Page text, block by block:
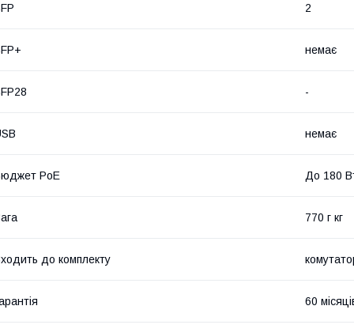
2
немає
-
немає
PoE До 180
770 г кг
до комплекту
60